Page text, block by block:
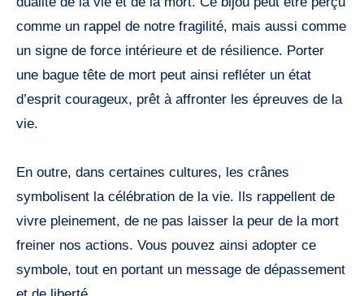
comme un rappel de notre fragilité, mais aussi comme
un signe de force intérieure et de résilience. Porter
une bague tête de mort peut ainsi refléter un état
d’esprit courageux, prêt à affronter les épreuves de la
vie.
En outre, dans certaines cultures, les crânes
symbolisent la célébration de la vie. Ils rappellent de
vivre pleinement, de ne pas laisser la peur de la mort
freiner nos actions. Vous pouvez ainsi adopter ce
symbole, tout en portant un message de dépassement